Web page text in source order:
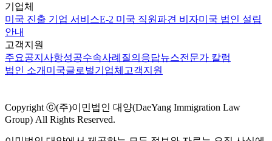
기업체
미국 진출 기업 서비스E-2 미국 직원파견 비자미국 법인 설립
안내
고객지원
주요공지사항성공수속사례 질의응답뉴스전문가 칼럼
법인 소개 미국글로벌기업체 고객지원
Copyright ⓒ(주)이민법인 대양(DaeYang Immigration Law
Group) All Rights Reserved.